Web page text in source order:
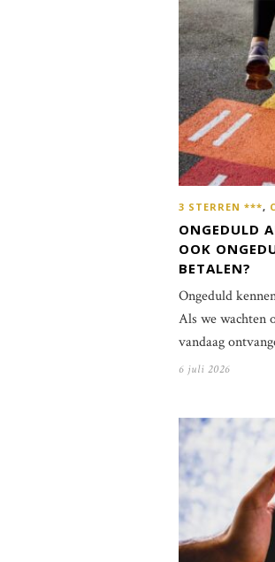
3 STERREN ***,
ONGEDULD
OOK
BETALEN?
Ongeduld
Als we wachten
vandaag
6 juli 2026